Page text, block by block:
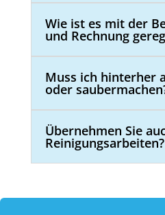
Wie ist es mit der
und Rechnung
Muss ich hinterher
oder
Übernehmen Sie
Reinigungsarbeiten?